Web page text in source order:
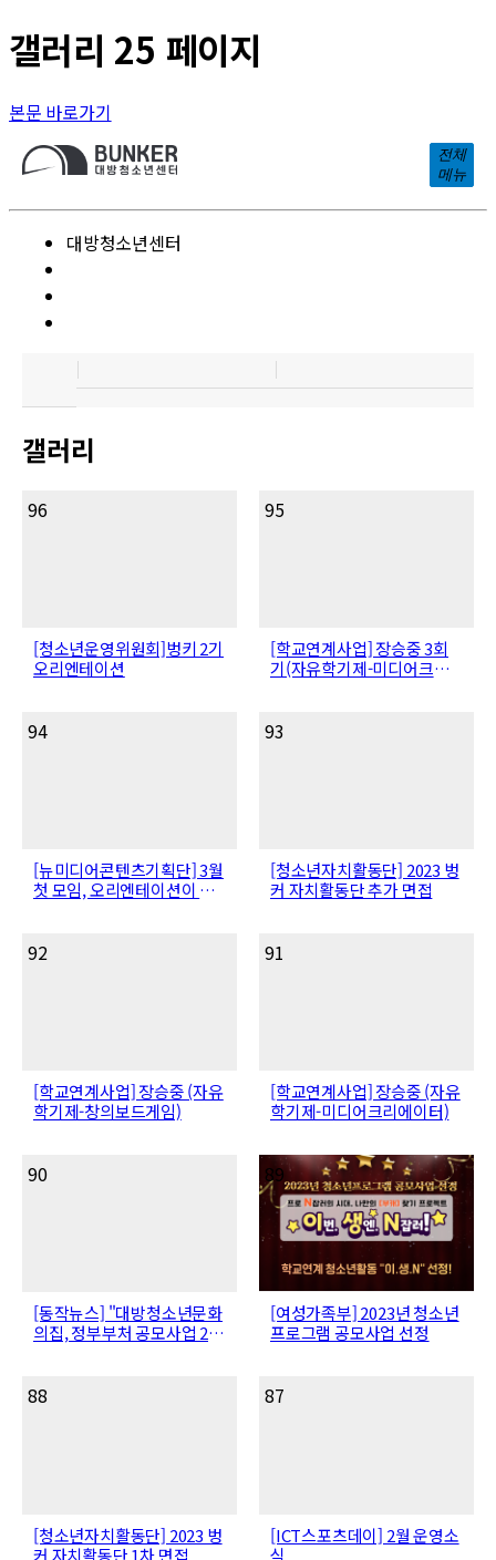
갤러리 25 페이지
본문 바로가기
전체
메뉴
대방청소년센터
갤러리
96
[청소년운영위원회]벙키 2기
오리엔테이션
95
[학교연계사업] 장승중 3회
기(자유학기제-미디어크리
94
[뉴미디어콘텐츠기획단] 3월
첫 모임, 오리엔테이션이 진
93
[청소년자치활동단] 2023 벙
커 자치활동단 추가 면접
92
[학교연계사업] 장승중 (자유
학기제-창의보드게임)
91
[학교연계사업] 장승중 (자유
학기제-미디어크리에이터)
90
[동작뉴스] "대방청소년문화
의집, 정부부처 공모사업 2관
89
[여성가족부] 2023년 청소년
프로그램 공모사업 선정
88
[청소년자치활동단] 2023 벙
커 자치활동단 1차 면접
87
[ICT스포츠데이] 2월 운영소
식